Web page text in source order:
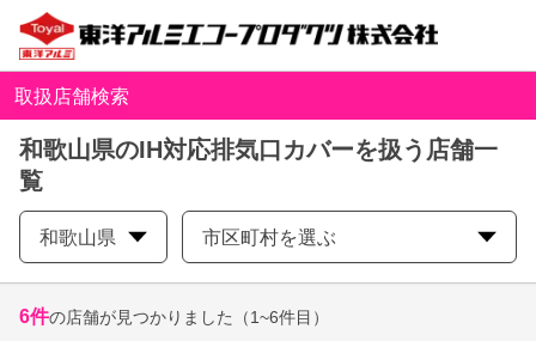
取扱店舗検索
和歌山県のIH対応排気口カバーを扱う店舗一
覧
和歌山県 市区町村を選ぶ
6件の店舗が見つかりました （1~6件目）